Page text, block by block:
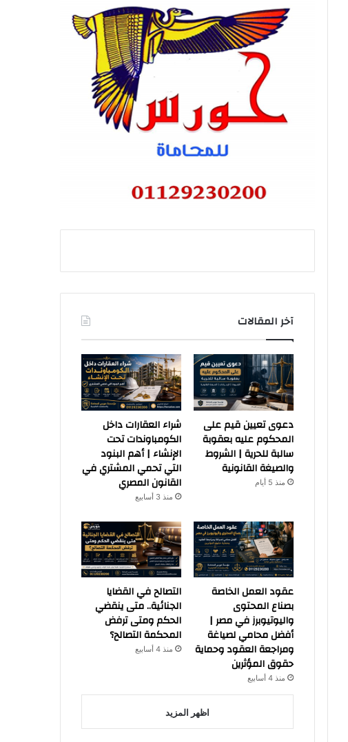
آخر المقالات
دعوى تعيين قيم على
المحكوم عليه بعقوبة
سالبة للحرية | الشروط
والصيغة القانونية
منذ 5 أيام
شراء العقارات داخل
الكومباوندات تحت
الإنشاء | أهم البنود
التي تحمي المشتري في
القانون المصري
منذ 3 أسابيع
عقود العمل الخاصة
بصناع المحتوى
واليوتيوبرز في مصر |
أفضل محامي لصياغة
ومراجعة العقود وحماية
حقوق المؤثرين
منذ 4 أسابيع
التصالح في القضايا
الجنائية.. متى ينقضي
الحكم ومتى ترفض
المحكمة التصالح؟
منذ 4 أسابيع
اظهر المزيد